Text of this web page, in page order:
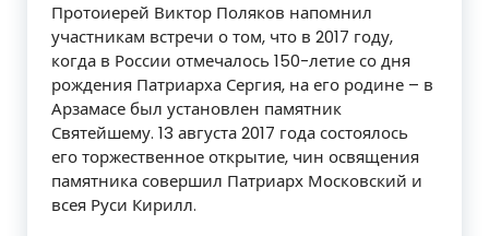
Протоиерей Виктор Поляков напомнил
участникам встречи о том, что в 2017 году,
когда в России отмечалось 150-летие со дня
рождения Патриарха Сергия, на его родине – в
Арзамасе был установлен памятник
Святейшему. 13 августа 2017 года состоялось
его торжественное открытие, чин освящения
памятника совершил Патриарх Московский и
всея Руси Кирилл.